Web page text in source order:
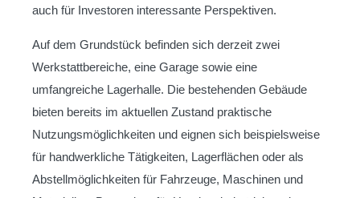
auch für Investoren interessante Perspektiven.
Auf dem Grundstück befinden sich derzeit zwei
Werkstattbereiche, eine Garage sowie eine
umfangreiche Lagerhalle. Die bestehenden Gebäude
bieten bereits im aktuellen Zustand praktische
Nutzungsmöglichkeiten und eignen sich beispielsweise
für handwerkliche Tätigkeiten, Lagerflächen oder als
Abstellmöglichkeiten für Fahrzeuge, Maschinen und